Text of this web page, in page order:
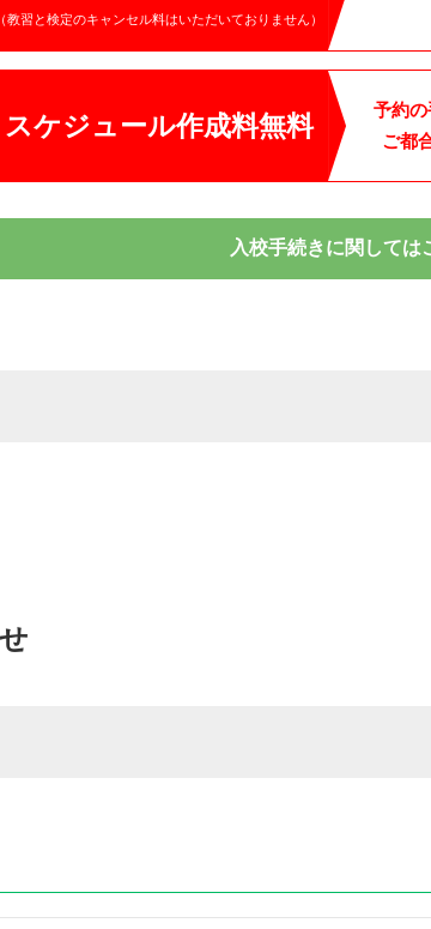
（教習と検定のキャンセル料はいただいておりません）
スケジュール作成料無料
予約
ご都
入校手続きに関しては